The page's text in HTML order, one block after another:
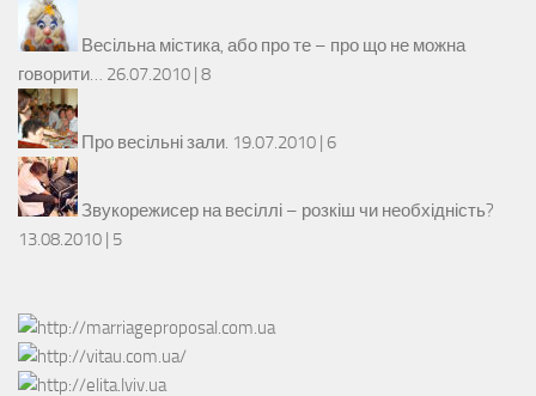
Весільна містика, або про те – про що не можна
говорити… 26.07.2010 | 8
Про весільні зали. 19.07.2010 | 6
Звукорежисер на весіллі – розкіш чи необхідність?
13.08.2010 | 5